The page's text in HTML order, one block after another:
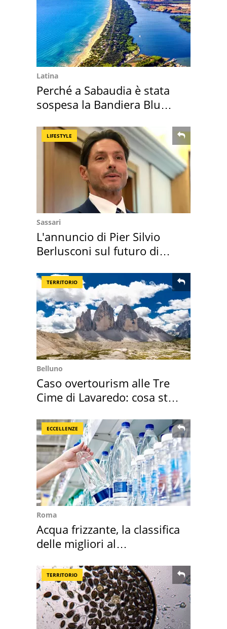
Latina
Perché a Sabaudia è stata
sospesa la Bandiera Blu
LIFESTYLE
Sassari
L'annuncio di Pier Silvio
Berlusconi sul futuro di
TERRITORIO
Belluno
Caso overtourism alle Tre
Cime di Lavaredo: cosa sta
ECCELLENZE
Roma
Acqua frizzante, la classifica
delle migliori al
TERRITORIO